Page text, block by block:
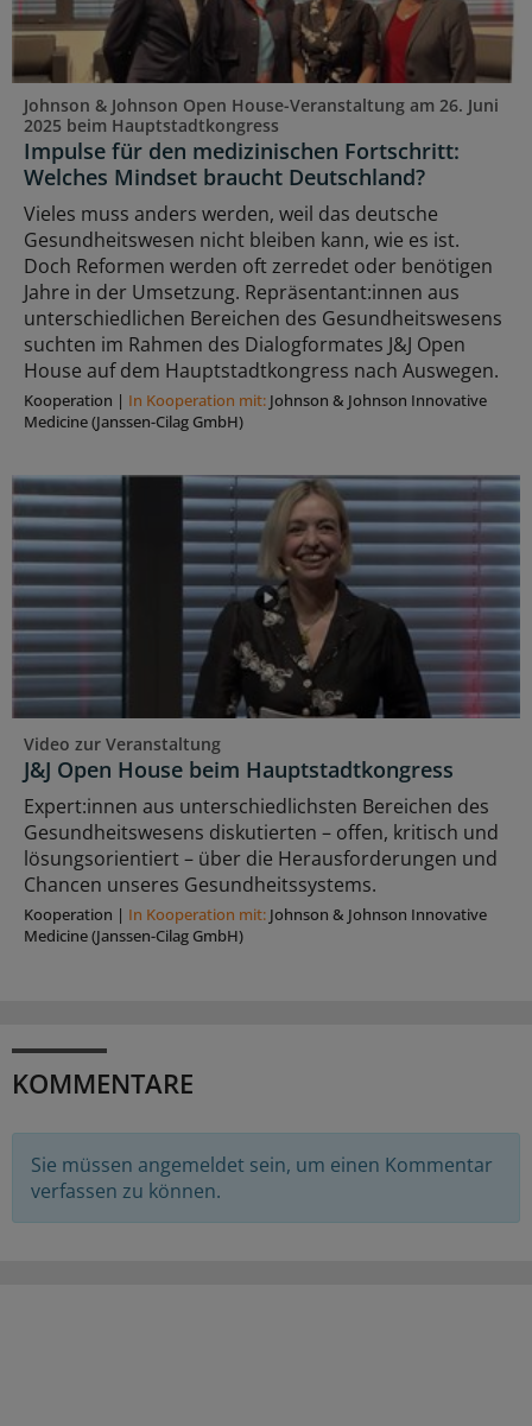
Johnson & Johnson Open House-Veranstaltung am 26. Juni
2025 beim Hauptstadtkongress
Impulse für den medizinischen Fortschritt:
Welches Mindset braucht Deutschland?
Vieles muss anders werden, weil das deutsche
Gesundheitswesen nicht bleiben kann, wie es ist.
Doch Reformen werden oft zerredet oder benötigen
Jahre in der Umsetzung. Repräsentant:innen aus
unterschiedlichen Bereichen des Gesundheitswesens
suchten im Rahmen des Dialogformates J&J Open
House auf dem Hauptstadtkongress nach Auswegen.
Kooperation | In Kooperation mit: Johnson & Johnson Innovative
Medicine (Janssen-Cilag GmbH)
Video zur Veranstaltung
J&J Open House beim Hauptstadtkongress
Expert:innen aus unterschiedlichsten Bereichen des
Gesundheitswesens diskutierten – offen, kritisch und
lösungsorientiert – über die Herausforderungen und
Chancen unseres Gesundheitssystems.
Kooperation | In Kooperation mit: Johnson & Johnson Innovative
Medicine (Janssen-Cilag GmbH)
KOMMENTARE
Sie müssen angemeldet sein, um einen Kommentar
verfassen zu können.